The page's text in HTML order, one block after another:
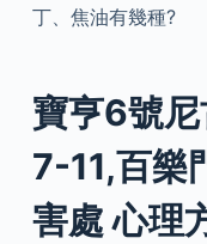
丁、焦油有幾種?
寶亨6號
7-11,百樂
害處 心理